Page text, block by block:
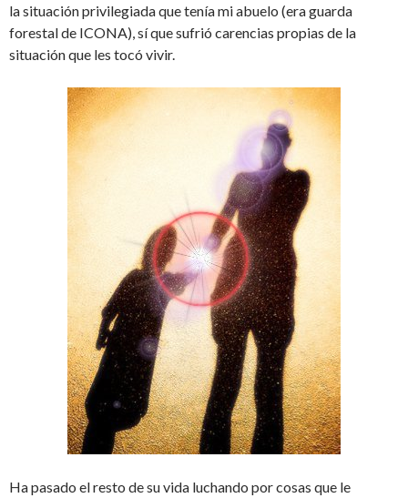
la situación privilegiada que tenía mi abuelo (era guarda
forestal de ICONA), sí que sufrió carencias propias de la
situación que les tocó vivir.
Ha pasado el resto de su vida luchando por cosas que le